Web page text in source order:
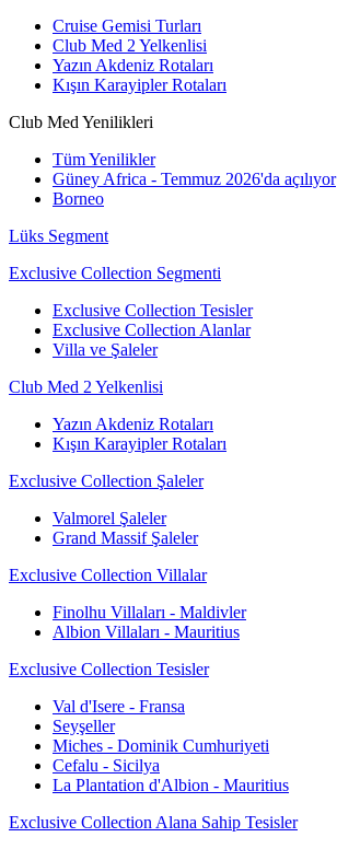
Cruise Gemisi Turları
Club Med 2 Yelkenlisi
Yazın Akdeniz Rotaları
Kışın Karayipler Rotaları
Club Med Yenilikleri
Tüm Yenilikler
Güney Africa - Temmuz 2026'da açılıyor
Borneo
Lüks Segment
Exclusive Collection Segmenti
Exclusive Collection Tesisler
Exclusive Collection Alanlar
Villa ve Şaleler
Club Med 2 Yelkenlisi
Yazın Akdeniz Rotaları
Kışın Karayipler Rotaları
Exclusive Collection Şaleler
Valmorel Şaleler
Grand Massif Şaleler
Exclusive Collection Villalar
Finolhu Villaları - Maldivler
Albion Villaları - Mauritius
Exclusive Collection Tesisler
Val d'Isere - Fransa
Seyşeller
Miches - Dominik Cumhuriyeti
Cefalu - Sicilya
La Plantation d'Albion - Mauritius
Exclusive Collection Alana Sahip Tesisler